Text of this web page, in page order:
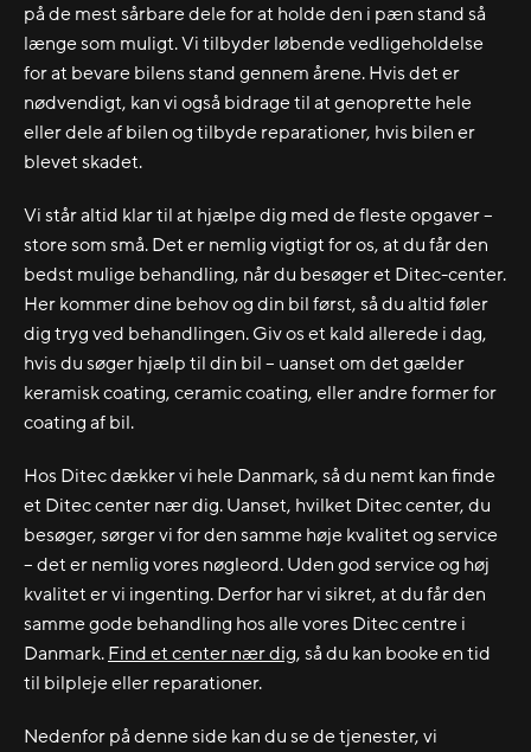
på de mest sårbare dele for at holde den i pæn stand så
længe som muligt. Vi tilbyder løbende vedligeholdelse
for at bevare bilens stand gennem årene. Hvis det er
nødvendigt, kan vi også bidrage til at genoprette hele
eller dele af bilen og tilbyde reparationer, hvis bilen er
blevet skadet.
Vi står altid klar til at hjælpe dig med de fleste opgaver –
store som små. Det er nemlig vigtigt for os, at du får den
bedst mulige behandling, når du besøger et Ditec-center.
Her kommer dine behov og din bil først, så du altid føler
dig tryg ved behandlingen. Giv os et kald allerede i dag,
hvis du søger hjælp til din bil – uanset om det gælder
keramisk coating, ceramic coating, eller andre former for
coating af bil.
Hos Ditec dækker vi hele Danmark, så du nemt kan finde
et Ditec center nær dig. Uanset, hvilket Ditec center, du
besøger, sørger vi for den samme høje kvalitet og service
– det er nemlig vores nøgleord. Uden god service og høj
kvalitet er vi ingenting. Derfor har vi sikret, at du får den
samme gode behandling hos alle vores Ditec centre i
Danmark. Find et center nær dig, så du kan booke en tid
til bilpleje eller reparationer.
Nedenfor på denne side kan du se de tjenester, vi